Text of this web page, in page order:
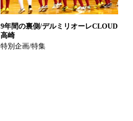
9年間の裏側/デルミリオーレCLOUD
高崎
特別企画/特集